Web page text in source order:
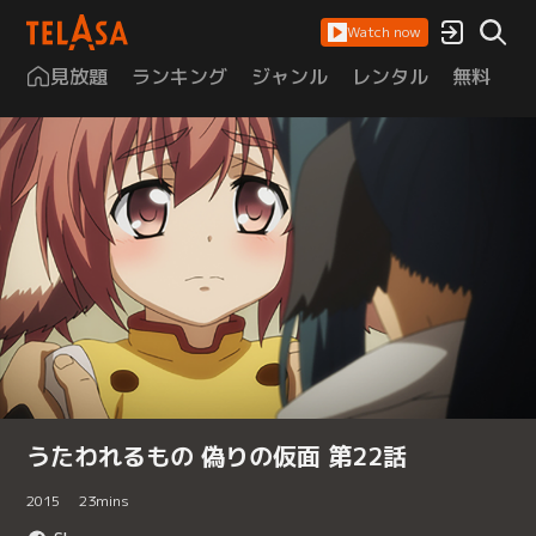
Watch now
見放題 ランキング ジャンル レンタル 無料
うたわれるもの 偽りの仮面 第22話
2015 23mins